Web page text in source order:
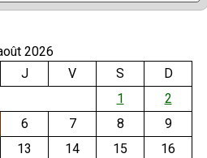
2026
J V S
D
1
2
6 7 8
9
13 14 15
16